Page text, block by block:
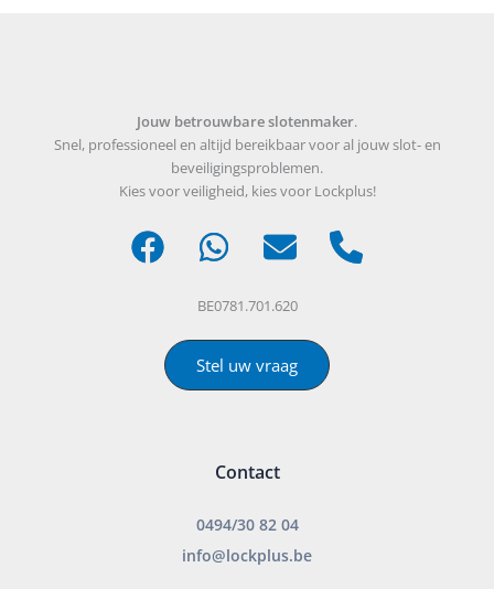
Jouw betrouwbare slotenmaker.
Snel, professioneel en altijd bereikbaar voor al jouw slot- en
beveiligingsproblemen.
Kies voor veiligheid, kies voor Lockplus!
BE0781.701.620
Stel uw vraag
Contact
0494/30 82 04
info@lockplus.be